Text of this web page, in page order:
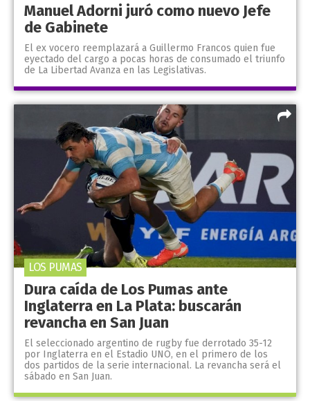
Manuel Adorni juró como nuevo Jefe
de Gabinete
El ex vocero reemplazará a Guillermo Francos quien fue
eyectado del cargo a pocas horas de consumado el triunfo
de La Libertad Avanza en las Legislativas.
Dura caída de Los Pumas ante
Inglaterra en La Plata: buscarán
revancha en San Juan
El seleccionado argentino de rugby fue derrotado 35-12
por Inglaterra en el Estadio UNO, en el primero de los
dos partidos de la serie internacional. La revancha será el
sábado en San Juan.
LOS PUMAS